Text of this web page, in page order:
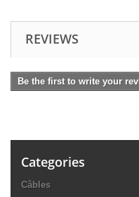
REVIEWS
Be the first to write your
Categories
Câbles